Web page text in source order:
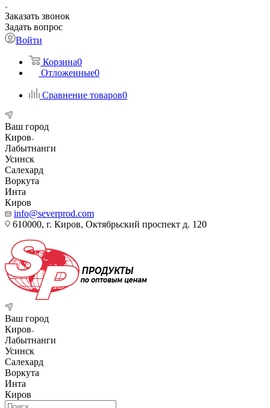
Заказать звонок
Задать вопрос
Войти
Корзина0
Отложенные0
Сравнение товаров0
Ваш город
Киров
Лабытнанги
Усинск
Салехард
Воркута
Инта
Киров
info@severprod.com
610000, г. Киров, Октябрьский проспект д. 120
Ваш город
Киров
Лабытнанги
Усинск
Салехард
Воркута
Инта
Киров